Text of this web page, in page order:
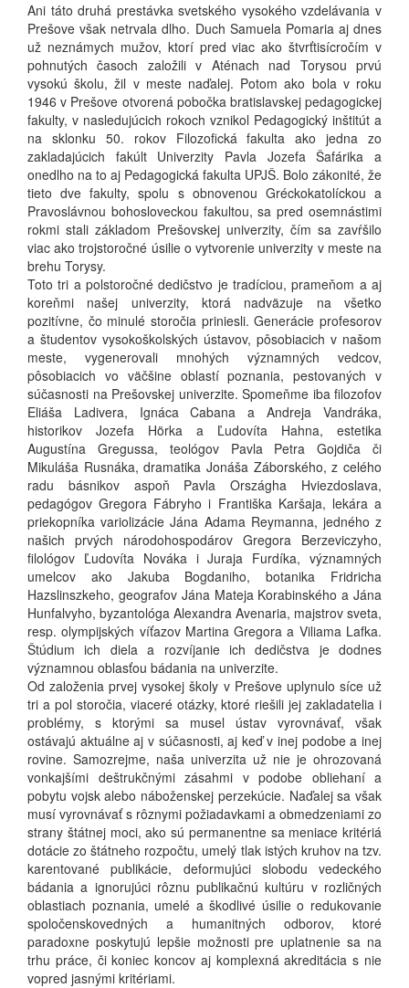
Ani táto druhá prestávka svetského vysokého vzdelávania v
Prešove však netrvala dlho. Duch Samuela Pomaria aj dnes
už neznámych mužov, ktorí pred viac ako štvrťtisícročím v
pohnutých časoch založili v Aténach nad Torysou prvú
vysokú školu, žil v meste naďalej. Potom ako bola v roku
1946 v Prešove otvorená pobočka bratislavskej pedagogickej
fakulty, v nasledujúcich rokoch vznikol Pedagogický inštitút a
na sklonku 50. rokov Filozofická fakulta ako jedna zo
zakladajúcich fakúlt Univerzity Pavla Jozefa Šafárika a
onedlho na to aj Pedagogická fakulta UPJŠ. Bolo zákonité, že
tieto dve fakulty, spolu s obnovenou Gréckokatolíckou a
Pravoslávnou bohosloveckou fakultou, sa pred osemnástimi
rokmi stali základom Prešovskej univerzity, čím sa zavŕšilo
viac ako trojstoročné úsilie o vytvorenie univerzity v meste na
brehu Torysy.
Toto tri a polstoročné dedičstvo je tradíciou, prameňom a aj
koreňmi našej univerzity, ktorá nadväzuje na všetko
pozitívne, čo minulé storočia priniesli. Generácie profesorov
a študentov vysokoškolských ústavov, pôsobiacich v našom
meste, vygenerovali mnohých významných vedcov,
pôsobiacich vo väčšine oblastí poznania, pestovaných v
súčasnosti na Prešovskej univerzite. Spomeňme iba filozofov
Eliáša Ladivera, Ignáca Cabana a Andreja Vandráka,
historikov Jozefa Hörka a Ľudovíta Hahna, estetika
Augustína Gregussa, teológov Pavla Petra Gojdiča či
Mikuláša Rusnáka, dramatika Jonáša Záborského, z celého
radu básnikov aspoň Pavla Országha Hviezdoslava,
pedagógov Gregora Fábryho i Františka Karšaja, lekára a
priekopníka variolizácie Jána Adama Reymanna, jedného z
našich prvých národohospodárov Gregora Berzeviczyho,
filológov Ľudovíta Nováka i Juraja Furdíka, významných
umelcov ako Jakuba Bogdaniho, botanika Fridricha
Hazslinszkeho, geografov Jána Mateja Korabinského a Jána
Hunfalvyho, byzantológa Alexandra Avenaria, majstrov sveta,
resp. olympijských víťazov Martina Gregora a Viliama Lafka.
Štúdium ich diela a rozvíjanie ich dedičstva je dodnes
významnou oblasťou bádania na univerzite.
Od založenia prvej vysokej školy v Prešove uplynulo síce už
tri a pol storočia, viaceré otázky, ktoré riešili jej zakladatelia i
problémy, s ktorými sa musel ústav vyrovnávať, však
ostávajú aktuálne aj v súčasnosti, aj keď v inej podobe a inej
rovine. Samozrejme, naša univerzita už nie je ohrozovaná
vonkajšími deštrukčnými zásahmi v podobe obliehaní a
pobytu vojsk alebo náboženskej perzekúcie. Naďalej sa však
musí vyrovnávať s rôznymi požiadavkami a obmedzeniami zo
strany štátnej moci, ako sú permanentne sa meniace kritériá
dotácie zo štátneho rozpočtu, umelý tlak istých kruhov na tzv.
karentované publikácie, deformujúci slobodu vedeckého
bádania a ignorujúci rôznu publikačnú kultúru v rozličných
oblastiach poznania, umelé a škodlivé úsilie o redukovanie
spoločenskovedných a humanitných odborov, ktoré
paradoxne poskytujú lepšie možnosti pre uplatnenie sa na
trhu práce, či koniec koncov aj komplexná akreditácia s nie
vopred jasnými kritériami.